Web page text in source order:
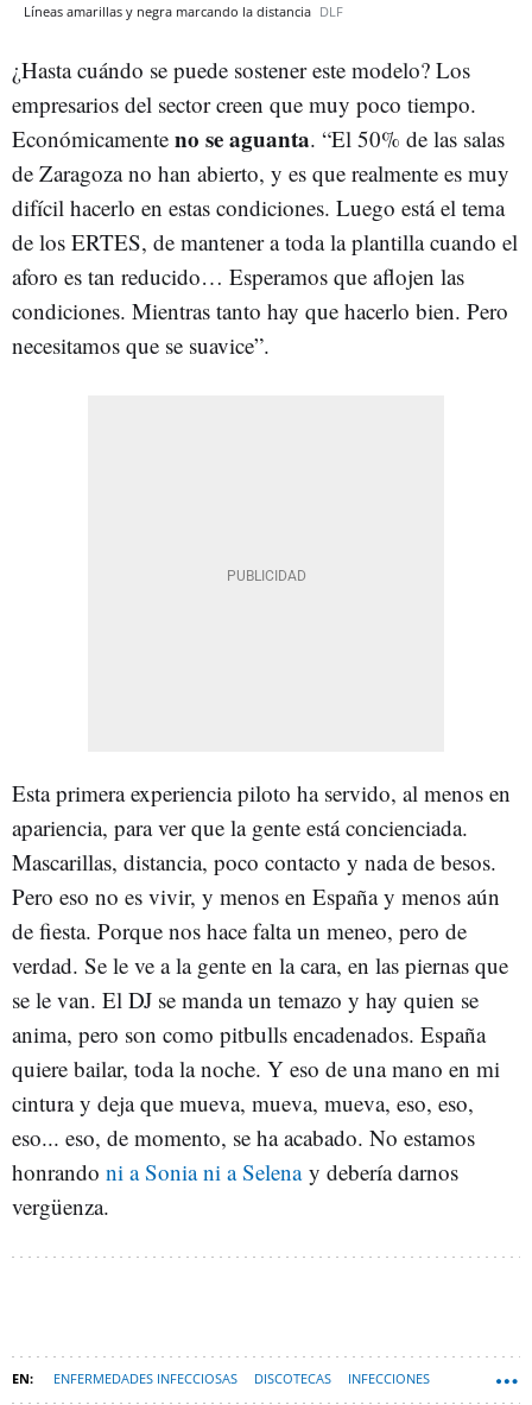
Líneas amarillas y negra marcando la distancia DLF
¿Hasta cuándo se puede sostener este modelo? Los
empresarios del sector creen que muy poco tiempo.
Económicamente no se aguanta. “El 50% de las salas
de Zaragoza no han abierto, y es que realmente es muy
difícil hacerlo en estas condiciones. Luego está el tema
de los ERTES, de mantener a toda la plantilla cuando el
aforo es tan reducido… Esperamos que aflojen las
condiciones. Mientras tanto hay que hacerlo bien. Pero
necesitamos que se suavice”.
Esta primera experiencia piloto ha servido, al menos en
apariencia, para ver que la gente está concienciada.
Mascarillas, distancia, poco contacto y nada de besos.
Pero eso no es vivir, y menos en España y menos aún
de fiesta. Porque nos hace falta un meneo, pero de
verdad. Se le ve a la gente en la cara, en las piernas que
se le van. El DJ se manda un temazo y hay quien se
anima, pero son como pitbulls encadenados. España
quiere bailar, toda la noche. Y eso de una mano en mi
cintura y deja que mueva, mueva, mueva, eso, eso,
eso... eso, de momento, se ha acabado. No estamos
honrando ni a Sonia ni a Selenay debería darnos
vergüenza.
ENFERMEDADES INFECCIOSAS DISCOTECAS INFECCIONES